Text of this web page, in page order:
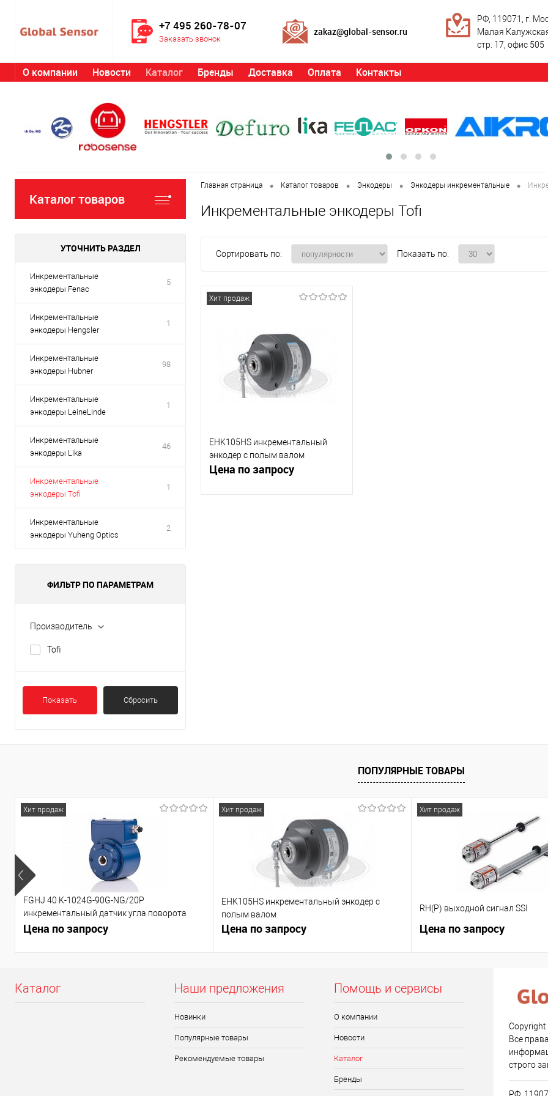
+7 495 260-78-07
Заказать звонок
zakaz@global-sensor.ru
РФ, 119071, г.
Малая
стр. 17, офис 505
О компании Новости Каталог Бренды Доставка Оплата Контакты
Каталог товаров
УТОЧНИТЬ РАЗДЕЛ
Инкрементальные
энкодеры Fenac
5
Инкрементальные
энкодеры Hengsler
1
Инкрементальные
энкодеры Hubner
98
Инкрементальные
энкодеры LeineLinde
1
Инкрементальные
энкодеры Lika
46
Инкрементальные
энкодеры Tofi
1
Инкрементальные
энкодеры Yuheng Optics
2
ФИЛЬТР ПО ПАРАМЕТРАМ
Производитель
Tofi
Показать Сбросить
Главная страница • Каталог товаров • Энкодеры • Энкодеры инкрементальные •
Инкрементальные энкодеры Tofi
Сортировать по: Показать по:
Хит продаж
EHK105HS инкрементальный
энкодер с полым валом
Цена по запросу
ПОПУЛЯРНЫЕ ТОВАРЫ
Хит продаж
FGHJ 40 K-1024G-90G-NG/20P
инкрементальный датчик угла поворота
(-50..+85, IP66)
Цена по запросу
Хит продаж
EHK105HS инкрементальный энкодер с
полым валом
Цена по запросу
Хит продаж
RH(P) выходной сигнал SSI
Цена по запросу
Каталог Наши предложения
Новинки
Популярные товары
Рекомендуемые товары
Помощь и сервисы
О компании
Новости
Каталог
Бренды
Copyright
Все
строго